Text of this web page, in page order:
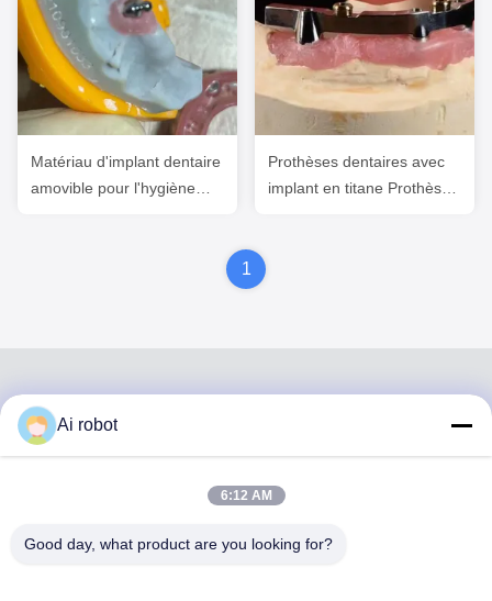
Matériau d'implant dentaire
amovible pour l'hygiène
Prothèses dentaires avec
implant en titane Prothèses
1
LABORATORY
Ai robot
6:12 AM
Good day, what product are you looking for?